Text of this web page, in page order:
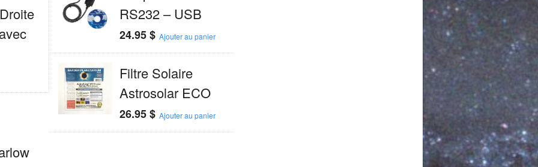
RS232 – USB
24.95$ Ajouter au panier
Filtre Solaire
Astrosolar ECO
26.95$ Ajouter au panier